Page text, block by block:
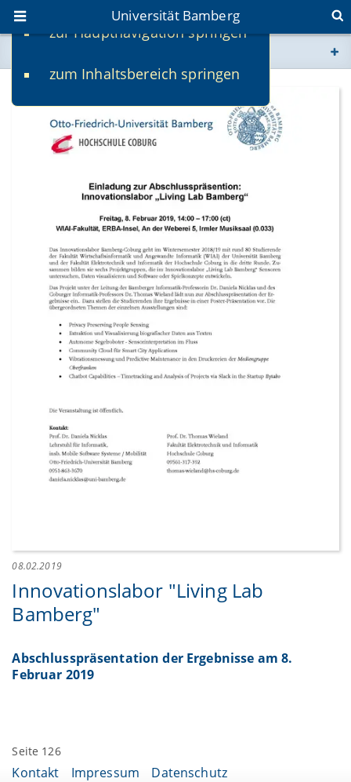
zur Hauptnavigation springen
zum Inhaltsbereich springen
Universität Bamberg
www.uni-bamberg.de
univis.uni-bamberg.de
08.02.2019
Innovationslabor "Living Lab
Bamberg"
Abschlusspräsentation der Ergebnisse am 8.
Februar 2019
Seite 126
Kontakt Impressum Datenschutz